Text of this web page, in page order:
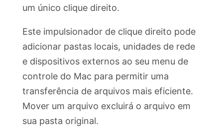
um único clique direito.
Este impulsionador de clique direito pode
adicionar pastas locais, unidades de rede
e dispositivos externos ao seu menu de
controle do Mac para permitir uma
transferência de arquivos mais eficiente.
Mover um arquivo excluirá o arquivo em
sua pasta original.